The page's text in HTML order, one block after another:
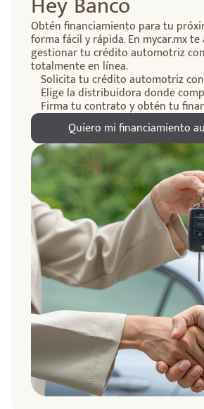
Obtén financiamiento para tu
forma fácil y rápida. En mycar.mx te
gestionar tu crédito automotriz
totalmente en línea.
Solicita tu crédito automotriz con
Elige la distribuidora donde
Firma tu contrato y obtén tu
Quiero mi financiamiento